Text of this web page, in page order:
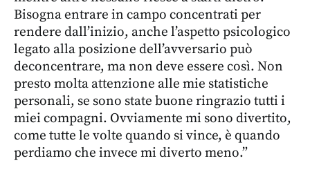
Bisogna entrare in campo concentrati per
rendere dall’inizio, anche l’aspetto psicologico
legato alla posizione dell’avversario può
deconcentrare, ma non deve essere così. Non
presto molta attenzione alle mie statistiche
personali, se sono state buone ringrazio tutti i
miei compagni. Ovviamente mi sono divertito,
come tutte le volte quando si vince, è quando
perdiamo che invece mi diverto meno.”